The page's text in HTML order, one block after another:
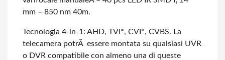
mm – 850 nm 40m.
Tecnologia 4-in-1: AHD, TVI*, CVI*, CVBS. La
telecamera potrÃ essere montata su qualsiasi UVR
o DVR compatibile con almeno una di queste